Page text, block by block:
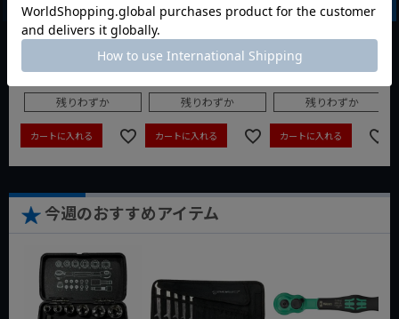
プ ブルー ヒルブラシ
B866RES/BL
¥4,290税込
残りわずか
カートに入れる
タイプ ブルー ヒルブ
ラシD9RES/BL
定価 ¥7,920
¥7,920税込
残りわずか
カートに入れる
ルー ヒルブラシ
定価
¥1,980税込
残りわずか
カートに入れる
今週のおすすめアイテム